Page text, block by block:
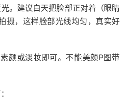
光。建议白天把脸部正对着（眼睛
摄，这样脸部光线均匀，真实好
素颜或淡妆即可。不能美颜P图带